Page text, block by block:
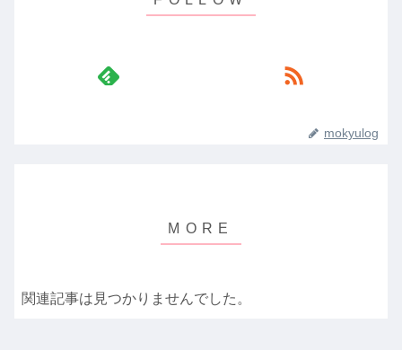
mokyulog
関連記事は見つかりませんでした。